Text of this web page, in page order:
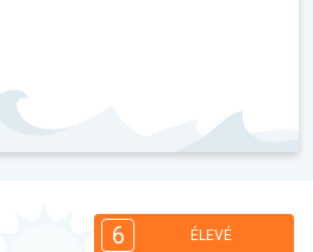
6 ÉLEVÉ